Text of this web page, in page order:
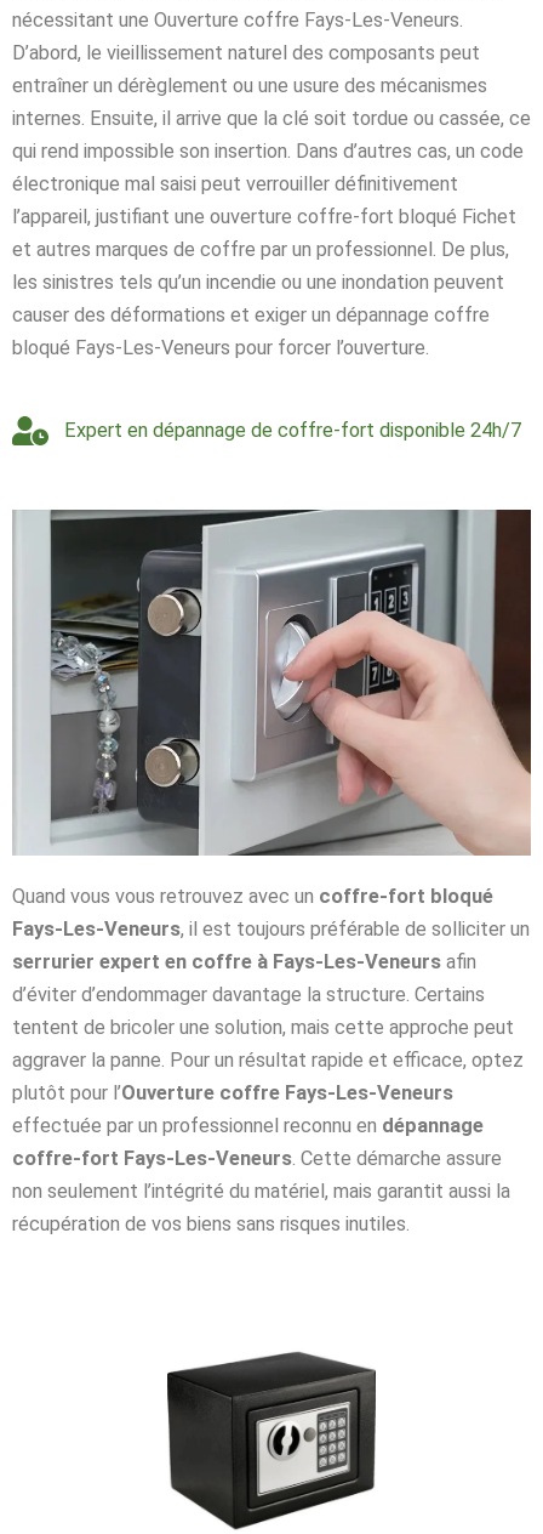
nécessitant une Ouverture coffre Fays-Les-Veneurs.
D’abord, le vieillissement naturel des composants peut
entraîner un dérèglement ou une usure des mécanismes
internes. Ensuite, il arrive que la clé soit tordue ou cassée, ce
qui rend impossible son insertion. Dans d’autres cas, un code
électronique mal saisi peut verrouiller définitivement
l’appareil, justifiant une ouverture coffre-fort bloqué Fichet
et autres marques de coffre par un professionnel. De plus,
les sinistres tels qu’un incendie ou une inondation peuvent
causer des déformations et exiger un dépannage coffre
bloqué Fays-Les-Veneurs pour forcer l’ouverture.
Expert en dépannage de coffre-fort disponible 24h/7
Quand vous vous retrouvez avec un coffre-fort bloqué
Fays-Les-Veneurs, il est toujours préférable de solliciter un
serrurier expert en coffre à Fays-Les-Veneurs afin
d’éviter d’endommager davantage la structure. Certains
tentent de bricoler une solution, mais cette approche peut
aggraver la panne. Pour un résultat rapide et efficace, optez
plutôt pour l’Ouverture coffre Fays-Les-Veneurs
effectuée par un professionnel reconnu en dépannage
coffre-fort Fays-Les-Veneurs. Cette démarche assure
non seulement l’intégrité du matériel, mais garantit aussi la
récupération de vos biens sans risques inutiles.